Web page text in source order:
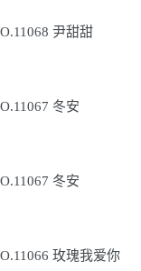
尹甜甜
冬安
冬安
玫瑰我爱你